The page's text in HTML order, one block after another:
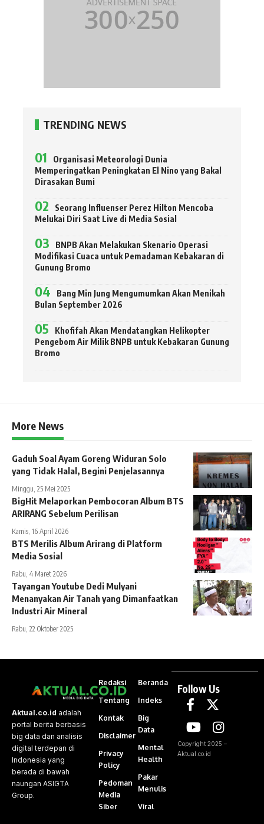
TRENDING NEWS
Organisasi Meteorologi Dunia
Memperingatkan Peningkatan El Nino yang Bakal
Dirasakan Bumi
Seorang Influenser Perez Hilton Mencoba
Melukai Diri Saat Live di Media Sosial
BNPB Akan Melakukan Skenario Operasi
Modifikasi Cuaca untuk Pemadaman Kebakaran di
Gunung Bromo
Bang Min Jung Mengumumkan Akan Menikah
Bulan September 2026
Khofifah Akan Mendatangkan Helikopter
Pengebom Air Milik BNPB untuk Kebakaran Gunung
Bromo
More News
Gaduh Soal Ayam Goreng Widuran Solo
yang Tidak Halal, Begini Penjelasannya
Minggu, 25 Mei 2025
BigHit Melaporkan Pembocoran Album BTS
ARIRANG Sebelum Perilisan
Kamis, 16 April 2026
BTS Merilis Album Arirang di Platform
Media Sosial
Rabu, 4 Maret 2026
Tayangan Youtube Dedi Mulyani
Menanyakan Air Tanah yang Dimanfaatkan
Industri Air Mineral
Rabu, 22 Oktober 2025
Aktual.co.id adalah
portal berita berbasis
big data dan analisis
digital terdepan di
Indonesia yang
berada di bawah
naungan ASIGTA
Group.
Redaksi
Tentang
Kontak
Disclaimer
Privacy
Policy
Pedoman
Media
Siber
Beranda
Indeks
Big
Data
Mental
Health
Pakar
Menulis
Viral
Follow Us
Copyright 2025 –
Aktual.co.id